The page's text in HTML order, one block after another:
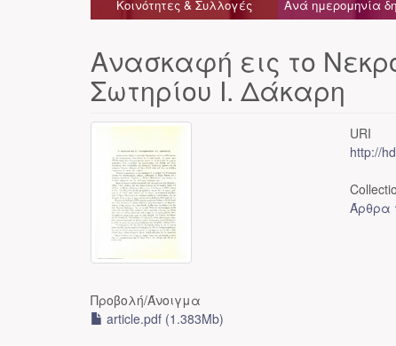
Κοινότητες & Συλλογές Ανά ημερομηνία
Ανασκαφή εις το
Σωτηρίου Ι. Δάκαρη
Προβολή/Άνοιγμα
article.pdf (1.383Mb)
URI
http://
Άρθρα